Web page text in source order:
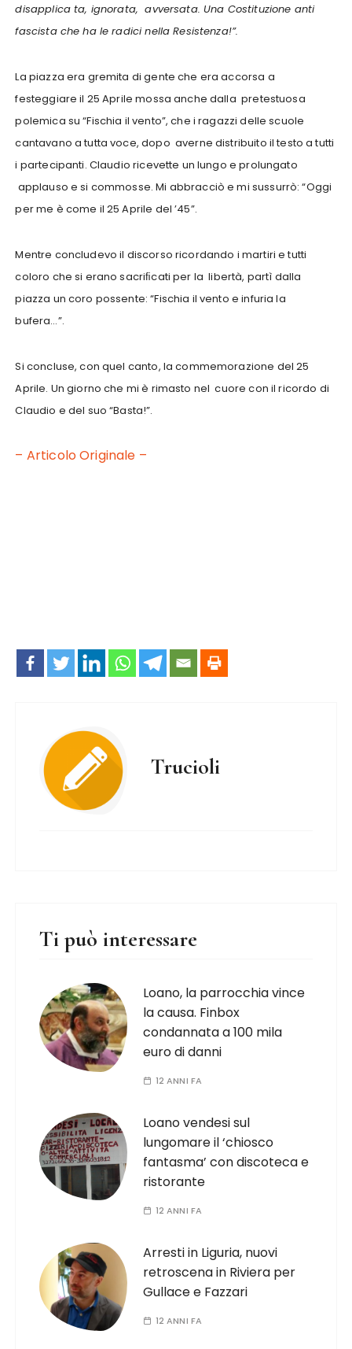
disapplica ta, ignorata, avversata. Una Costituzione anti
fascista che ha le radici nella Resistenza!”.
La piazza era gremita di gente che era accorsa a
festeggiare il 25 Aprile mossa anche dalla pretestuosa
polemica su “Fischia il vento”, che i ragazzi delle scuole
cantavano a tutta voce, dopo averne distribuito il testo a tutti
i partecipanti. Claudio ricevette un lungo e prolungato
applauso e si commosse. Mi abbracciò e mi sussurrò: “Oggi
per me è come il 25 Aprile del ’45”.
Mentre concludevo il discorso ricordando i martiri e tutti
coloro che si erano sacriﬁcati per la libertà, partì dalla
piazza un coro possente: “Fischia il vento e infuria la
bufera…”.
Si concluse, con quel canto, la commemorazione del 25
Aprile. Un giorno che mi è rimasto nel cuore con il ricordo di
Claudio e del suo “Basta!”.
– Articolo Originale –
Trucioli
Ti può interessare
Loano, la parrocchia vince
la causa. Finbox
condannata a 100 mila
euro di danni
12 ANNI FA
Loano vendesi sul
lungomare il ‘chiosco
fantasma’ con discoteca e
ristorante
12 ANNI FA
Arresti in Liguria, nuovi
retroscena in Riviera per
Gullace e Fazzari
12 ANNI FA